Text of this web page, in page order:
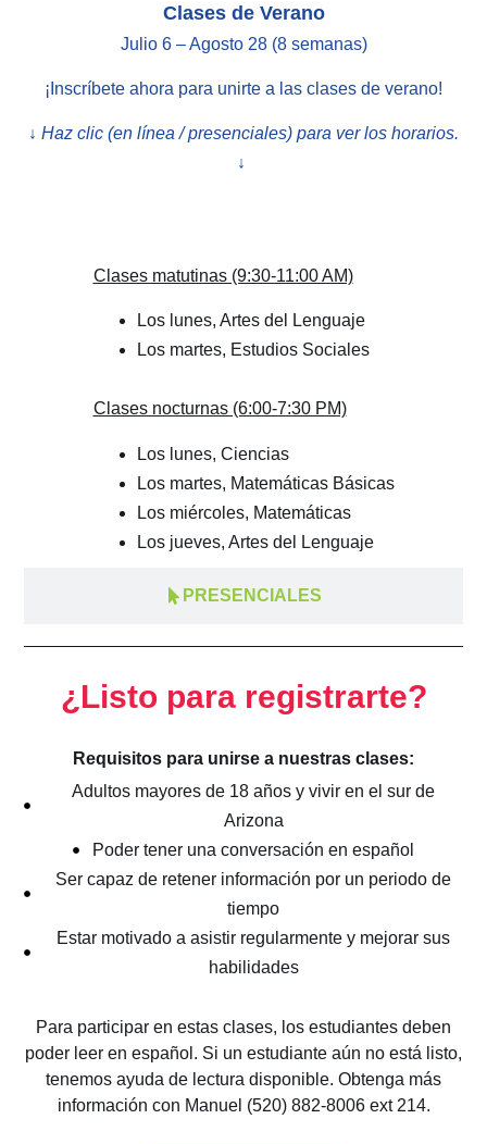
Clases de Verano
Julio 6 – Agosto 28 (8 semanas)
¡Inscríbete ahora para unirte a las clases de verano!
↓ Haz clic (en línea / presenciales) para ver los horarios.
↓
PRESENCIALES
Clases matutinas (9:30-11:00 AM)
Los lunes, Artes del Lenguaje
Los martes, Estudios Sociales
Clases nocturnas (6:00-7:30 PM)
Los lunes, Ciencias
Los martes, Matemáticas Básicas
Los miércoles, Matemáticas
Los jueves, Artes del Lenguaje
¿Listo para registrarte?
Requisitos para unirse a nuestras clases:
Adultos mayores de 18 años y vivir en el sur de
Arizona
Poder tener una conversación en español
Ser capaz de retener información por un periodo de
tiempo
Estar motivado a asistir regularmente y mejorar sus
habilidades
Para participar en estas clases, los estudiantes deben
poder leer en español. Si un estudiante aún no está listo,
tenemos ayuda de lectura disponible. Obtenga más
información con Manuel (520) 882-8006 ext 214.